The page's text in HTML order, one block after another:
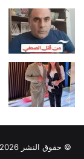
© حقوق النشر 2026، جميع الحقوق محفوظة |